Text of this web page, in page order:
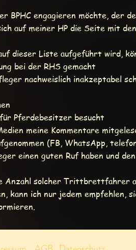
BPHC engagieren möchte, der
auf meiner HP die Seite mit den
dieser Liste aufgeführt wird,
bei der RHS gemacht
nachweislich inakzeptabel
Pferdebesitzer besucht
meine Kommentare
(FB, WhatsApp,
einen guten Ruf haben und
Anzahl solcher Trittbrettfahrer
kann ich nur jedem empfehlen,